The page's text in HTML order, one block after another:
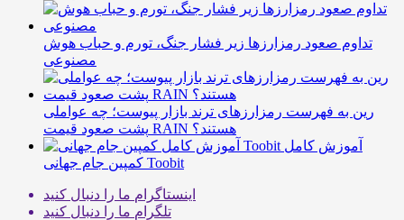
تداوم صعود رمزارزها زیر فشار جنگ، تورم و حباب هوش
مصنوعی
رین به فهرست رمزارزهای ترند بازار پیوست؛ چه عواملی
پشت صعود قیمت RAIN هستند؟
آموزش کامل
کمپین جام جهانی Toobit
اینستاگرام ما را دنبال کنید
تلگرام ما را دنبال کنید